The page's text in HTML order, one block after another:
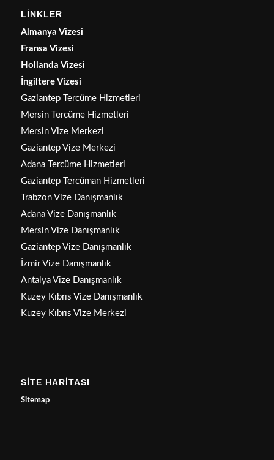
LİNKLER
Almanya Vizesi
Fransa Vizesi
Hollanda Vizesi
İngiltere Vizesi
Gaziantep Tercüme Hizmetleri
Mersin Tercüme Hizmetleri
Mersin Vize Merkezi
Gaziantep Vize Merkezi
Adana Tercüme Hizmetleri
Gaziantep Tercüman Hizmetleri
Trabzon Vize Danışmanlık
Adana Vize Danışmanlık
Mersin Vize Danışmanlık
Gaziantep Vize Danışmanlık
İzmir Vize Danışmanlık
Antalya Vize Danışmanlık
Kuzey Kıbrıs Vize Danışmanlık
Kuzey Kıbrıs Vize Merkezi
SİTE HARİTASI
Sitemap